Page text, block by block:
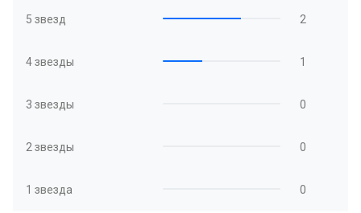
5 звезд 2
4 звезды 1
3 звезды 0
2 звезды 0
1 звезда 0